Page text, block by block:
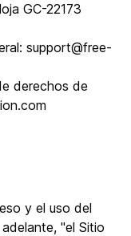
GC-22173
support@free-
derechos de
y el uso del
"el Sitio